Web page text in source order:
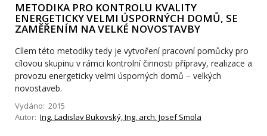
METODIKA PRO KONTROLU KVALITY
ENERGETICKY VELMI ÚSPORNÝCH DOMŮ, SE
ZAMĚŘENÍM NA VELKÉ NOVOSTAVBY
Cílem této metodiky tedy je vytvoření pracovní pomůcky pro
cílovou skupinu v rámci kontrolní činnosti přípravy, realizace a
provozu energeticky velmi úsporných domů – velkých
novostaveb.
Vydáno: 2015
Autor: Ing. Ladislav Bukovský, Ing. arch. Josef Smola